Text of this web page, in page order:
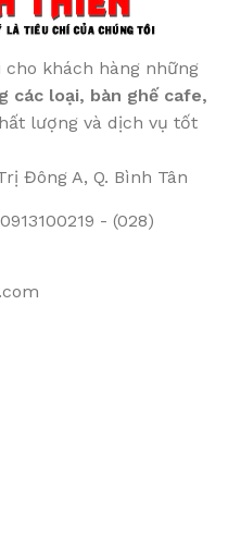
khách hàng những
các loại, bàn ghế cafe,
lượng và dịch vụ tốt
Đông A, Q. Bình Tân
- (028)